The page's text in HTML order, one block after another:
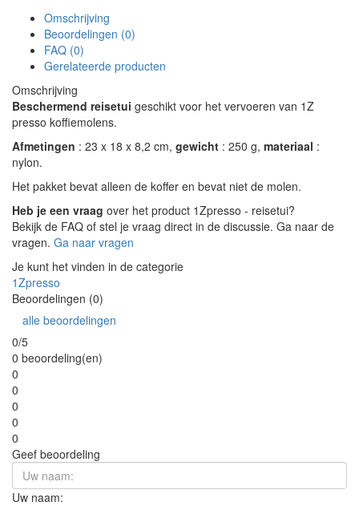
Omschrijving
Beoordelingen (0)
FAQ (0)
Gerelateerde producten
Omschrijving
Beschermend reisetui geschikt voor het vervoeren van 1Z
presso koffiemolens.
Afmetingen : 23 x 18 x 8,2 cm, gewicht : 250 g, materiaal :
nylon.
Het pakket bevat alleen de koffer en bevat niet de molen.
Heb je een vraag over het product 1Zpresso - reisetui?
Bekijk de FAQ of stel je vraag direct in de discussie. Ga naar de
vragen. Ga naar vragen
Je kunt het vinden in de categorie
1Zpresso
Beoordelingen (0)
alle beoordelingen
0/5
0 beoordeling(en)
0
0
0
0
0
Geef beoordeling
Uw naam: